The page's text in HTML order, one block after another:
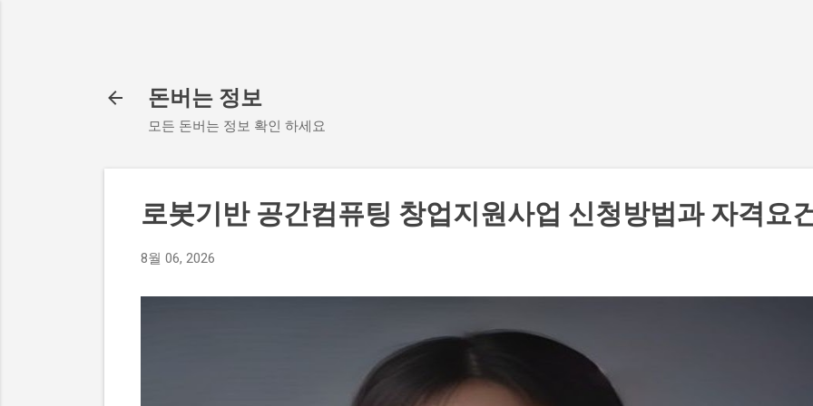
돈버는 정보
모든 돈버는 정보 확인 하세요
로봇기반 공간컴퓨팅 창업지원사업 신청방법과 자격요
8월 06, 2026